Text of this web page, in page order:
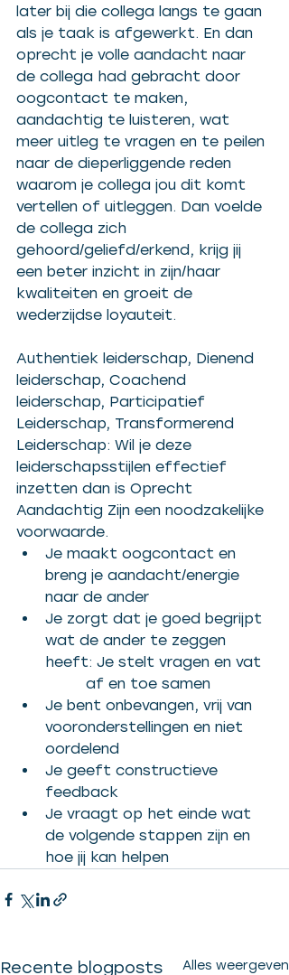
later bij die collega langs te gaan
als je taak is afgewerkt. En dan
oprecht je volle aandacht naar
de collega had gebracht door
oogcontact te maken,
aandachtig te luisteren, wat
meer uitleg te vragen en te peilen
naar de dieperliggende reden
waarom je collega jou dit komt
vertellen of uitleggen. Dan voelde
de collega zich
gehoord/geliefd/erkend, krijg jij
een beter inzicht in zijn/haar
kwaliteiten en groeit de
wederzijdse loyauteit.
Authentiek leiderschap, Dienend
leiderschap, Coachend
leiderschap, Participatief
Leiderschap, Transformerend
Leiderschap: Wil je deze
leiderschapsstijlen effectief
inzetten dan is Oprecht
Aandachtig Zijn een noodzakelijke
voorwaarde.
Je maakt oogcontact en
breng je aandacht/energie
naar de ander
Je zorgt dat je goed begrijpt
wat de ander te zeggen
heeft: Je stelt vragen en vat
	 af en toe samen
Je bent onbevangen, vrij van
vooronderstellingen en niet
oordelend
Je geeft constructieve
feedback
Je vraagt op het einde wat
de volgende stappen zijn en
hoe jij kan helpen
Recente blogposts Alles weergeven